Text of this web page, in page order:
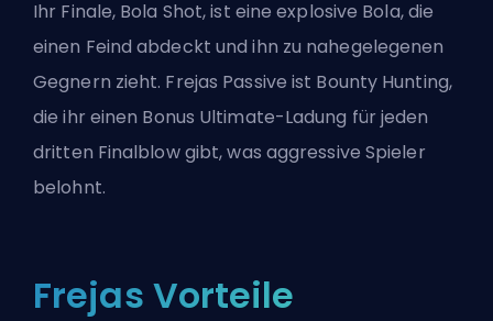
Ihr Finale, Bola Shot, ist eine explosive Bola, die
einen Feind abdeckt und ihn zu nahegelegenen
Gegnern zieht. Frejas Passive ist Bounty Hunting,
die ihr einen Bonus Ultimate-Ladung für jeden
dritten Finalblow gibt, was aggressive Spieler
belohnt.
Frejas Vorteile